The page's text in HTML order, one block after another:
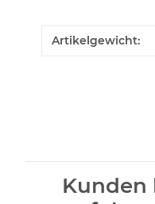
Artikelgewicht:
Kunden